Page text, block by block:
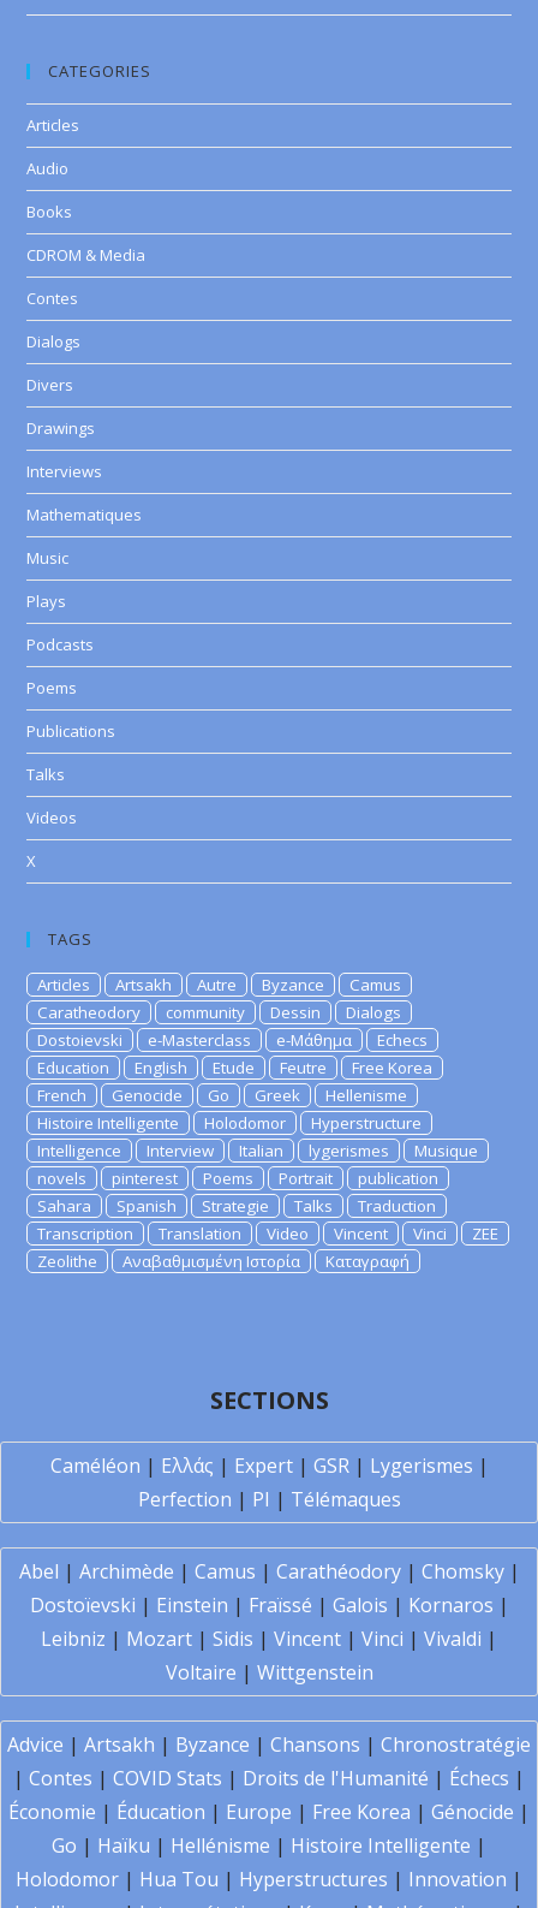
CATEGORIES
Articles
Audio
Books
CDROM & Media
Contes
Dialogs
Divers
Drawings
Interviews
Mathematiques
Music
Plays
Podcasts
Poems
Publications
Talks
Videos
X
TAGS
Articles Artsakh Autre Byzance
Camus
Caratheodory
community Dessin
Dialogs
Dostoievski
e-Masterclass e-Μάθημα
Echecs
Education
English Etude Feutre
Free Korea
French
Genocide Go Greek
Hellenisme
Histoire Intelligente
Holodomor
Hyperstructure
Intelligence
Interview Italian lygerismes
Musique
novels
pinterest Poems Portrait
publication
Sahara
Spanish Strategie Talks
Traduction
Transcription
Translation Video Vincent Vinci
ZEE
Zeolithe
Αναβαθμισμένη Ιστορία Καταγραφή
SECTIONS
Caméléon | Ελλάς | Expert| GSR| Lygerismes |
Perfection | PI | Télémaques
Abel | Archimède | Camus | Carathéodory| Chomsky|
Dostoïevski | Einstein | Fraïssé | Galois | Kornaros |
Leibniz | Mozart | Sidis | Vincent | Vinci | Vivaldi |
Voltaire | Wittgenstein
Advice | Artsakh | Byzance | Chansons | Chronostratégie
| Contes | COVID Stats | Droits de l'Humanité | Échecs |
Économie | Éducation | Europe | Free Korea | Génocide |
Go | Haïku | Hellénisme | Histoire Intelligente |
Holodomor | Hua Tou | Hyperstructures | Innovation |